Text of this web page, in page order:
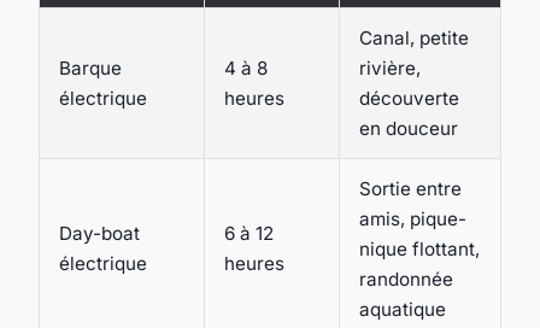
Barque
électrique
4 à 8
heures
Canal, petite
rivière,
découverte
en douceur
Day-boat
électrique
6 à 12
heures
Sortie entre
amis, pique-
nique flottant,
randonnée
aquatique